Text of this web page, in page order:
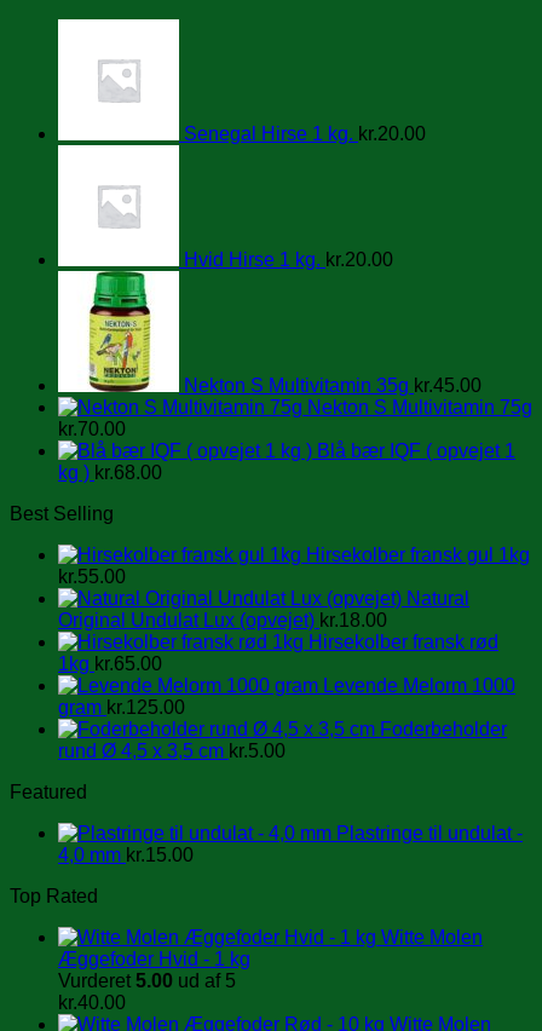
Senegal Hirse 1 kg. kr.20.00
Hvid Hirse 1 kg. kr.20.00
Nekton S Multivitamin 35g kr.45.00
Nekton S Multivitamin 75g
kr.70.00
Blå bær IQF ( opvejet 1
kg ) kr.68.00
Best Selling
Hirsekolber fransk gul 1kg
kr.55.00
Natural
Original Undulat Lux (opvejet) kr.18.00
Hirsekolber fransk rød
1kg kr.65.00
Levende Melorm 1000
gram kr.125.00
Foderbeholder
rund Ø 4,5 x 3,5 cm kr.5.00
Featured
Plastringe til undulat -
4,0 mm kr.15.00
Top Rated
Witte Molen
Æggefoder Hvid - 1 kg
Vurderet 5.00 ud af 5
kr.40.00
Witte Molen